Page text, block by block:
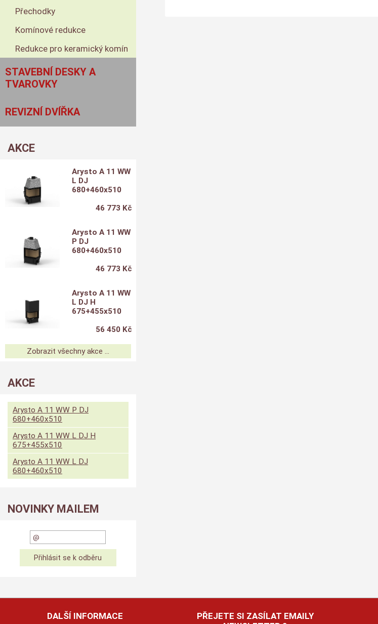
Přechodky
Komínové redukce
Redukce pro keramický komín
STAVEBNÍ DESKY A
TVAROVKY
REVIZNÍ DVÍŘKA
AKCE
Arysto A 11 WW
L DJ
680+460x510
46 773 Kč
Arysto A 11 WW
P DJ
680+460x510
46 773 Kč
Arysto A 11 WW
L DJ H
675+455x510
56 450 Kč
Zobrazit všechny akce ...
AKCE
Arysto A 11 WW P DJ
680+460x510
Arysto A 11 WW L DJ H
675+455x510
Arysto A 11 WW L DJ
680+460x510
NOVINKY MAILEM
DALŠÍ INFORMACE
PŘEJETE SI ZASÍLAT EMAILY